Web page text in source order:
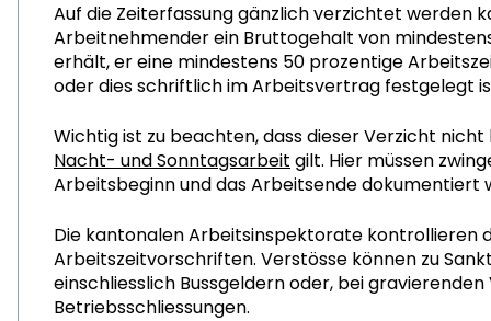
Auf die Zeiterfassung gänzlich verzichtet werden
Arbeitnehmender ein Bruttogehalt von mindestens
erhält, er eine mindestens 50 prozentige
oder dies schriftlich im Arbeitsvertrag festgelegt
Wichtig ist zu beachten, dass dieser Verzicht nicht
Nacht- und Sonntagsarbeit gilt. Hier müssen
Arbeitsbeginn und das Arbeitsende dokumentiert
Die kantonalen Arbeitsinspektorate kontrollieren
Arbeitszeitvorschriften. Verstösse können zu
einschliesslich Bussgeldern oder, bei gravierenden
Betriebsschliessungen.